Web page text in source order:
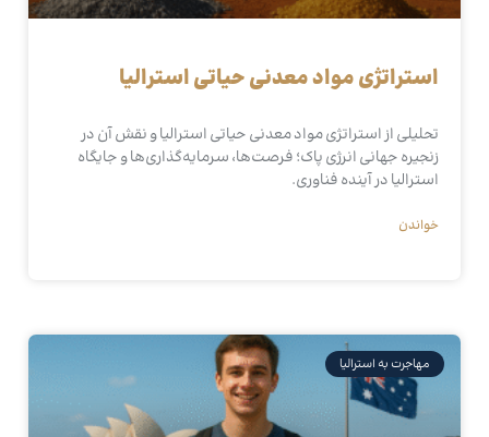
استراتژی مواد معدنی حیاتی استرالیا
تحلیلی از استراتژی مواد معدنی حیاتی استرالیا و نقش آن در
زنجیره جهانی انرژی پاک؛ فرصت‌ها، سرمایه‌گذاری‌ها و جایگاه
استرالیا در آینده فناوری.
خواندن
مهاجرت به استرالیا